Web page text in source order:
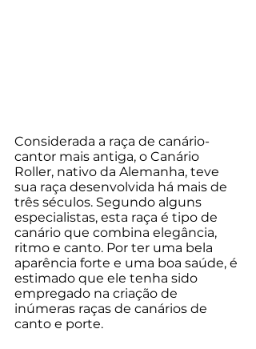
Considerada a raça de canário-
cantor mais antiga, o Canário
Roller, nativo da Alemanha, teve
sua raça desenvolvida há mais de
três séculos. Segundo alguns
especialistas, esta raça é tipo de
canário que combina elegância,
ritmo e canto. Por ter uma bela
aparência forte e uma boa saúde, é
estimado que ele tenha sido
empregado na criação de
inúmeras raças de canários de
canto e porte.